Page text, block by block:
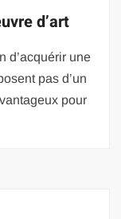
d’art
d’acquérir une
pas d’un
pour